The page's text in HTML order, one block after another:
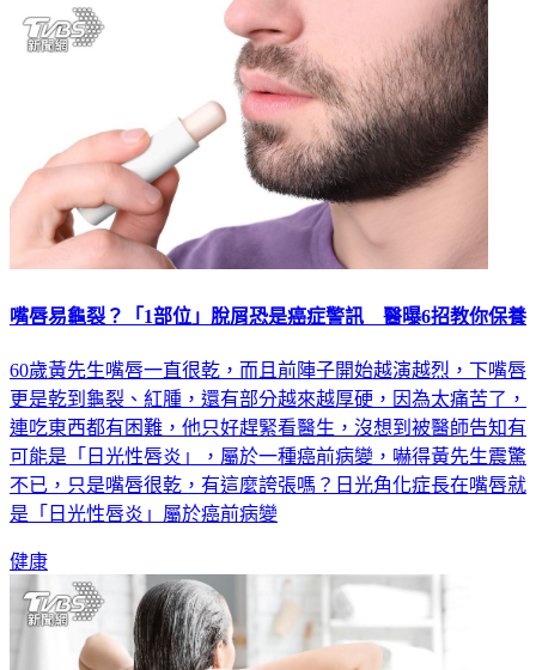
嘴唇易龜裂？「1部位」脫屑恐是癌症警訊 醫曝6招教你保養
60歲黃先生嘴唇一直很乾，而且前陣子開始越演越烈，下嘴唇
更是乾到龜裂、紅腫，還有部分越來越厚硬，因為太痛苦了，
連吃東西都有困難，他只好趕緊看醫生，沒想到被醫師告知有
可能是「日光性唇炎」，屬於一種癌前病變，嚇得黃先生震驚
不已，只是嘴唇很乾，有這麼誇張嗎？日光角化症長在嘴唇就
是「日光性唇炎」屬於癌前病變
健康